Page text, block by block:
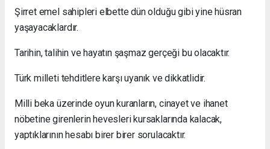
Şirret emel sahipleri elbette dün olduğu gibi yine hüsran
yaşayacaklardır.
Tarihin, talihin ve hayatın şaşmaz gerçeği bu olacaktır.
Türk milleti tehditlere karşı uyanık ve dikkatlidir.
Milli beka üzerinde oyun kuranların, cinayet ve ihanet
nöbetine girenlerin hevesleri kursaklarında kalacak,
yaptıklarının hesabı birer birer sorulacaktır.